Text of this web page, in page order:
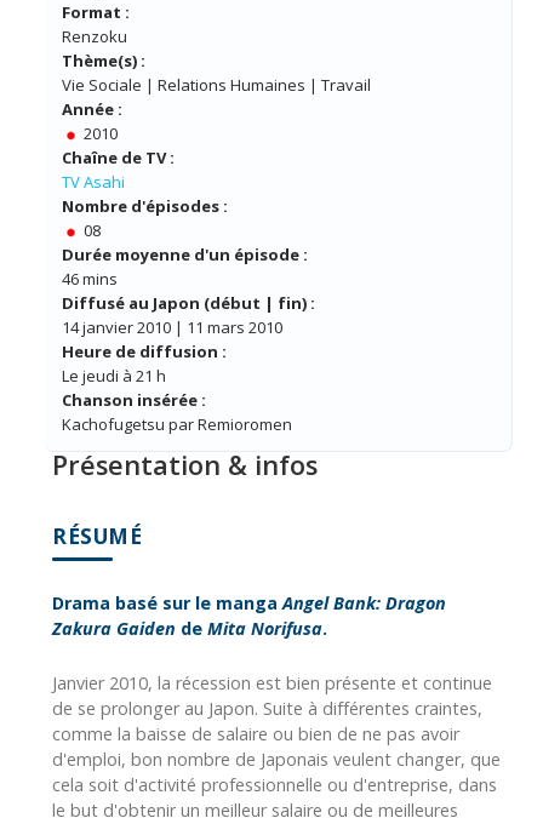
Format :
Renzoku
Thème(s) :
Vie Sociale | Relations Humaines | Travail
Année :
2010
Chaîne de TV :
TV Asahi
Nombre d'épisodes :
08
Durée moyenne d'un épisode :
46 mins
Diffusé au Japon (début | fin) :
14 janvier 2010 | 11 mars 2010
Heure de diffusion :
Le jeudi à 21 h
Chanson insérée :
Kachofugetsu par Remioromen
Présentation & infos
RÉSUMÉ
Drama basé sur le mangaAngel Bank: Dragon
Zakura Gaiden de Mita Norifusa.
Janvier 2010, la récession est bien présente et continue
de se prolonger au Japon. Suite à différentes craintes,
comme la baisse de salaire ou bien de ne pas avoir
d'emploi, bon nombre de Japonais veulent changer, que
cela soit d'activité professionnelle ou d'entreprise, dans
le but d'obtenir un meilleur salaire ou de meilleures